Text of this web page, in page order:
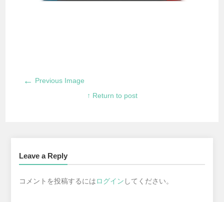
← Previous Image
↑ Return to post
Leave a Reply
コメントを投稿するにはログイン してください。